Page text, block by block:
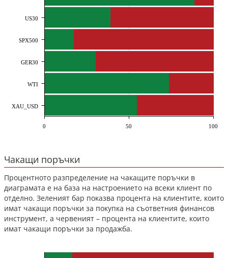
US30
SPX500
GER30
WTI
XAU_USD
0 50 100
Чакащи поръчки
Процентното разпределение на чакащите поръчки в
диаграмата е на база на настроението на всеки клиент по
отделно. Зеленият бар показва процента на клиентите, които
имат чакащи поръчки за покупка на съответния финансов
инструмент, а червеният – процента на клиентите, които
имат чакащи поръчки за продажба.